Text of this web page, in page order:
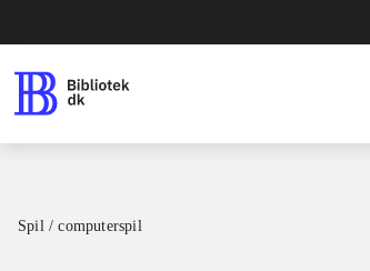
Spil / computerspil